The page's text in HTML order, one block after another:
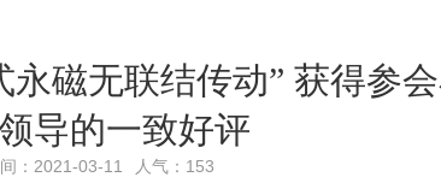
磁无联结传动” 获得参
导的一致好评
：2021-03-11 人气： 153